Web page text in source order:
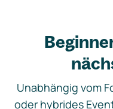
Unabhängig vom
oder hybrides